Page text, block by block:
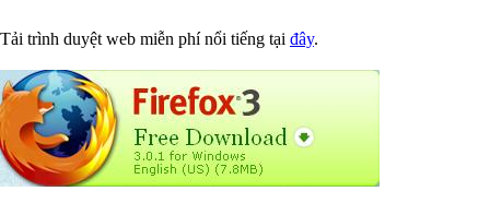
Tải trình duyệt web miễn phí nổi tiếng tại đây.